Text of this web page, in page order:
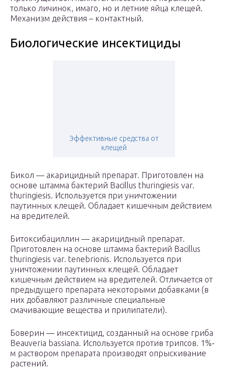
только личинок, имаго, но и летние яйца клещей.
Механизм действия – контактный.
Биологические инсектициды
Эффективные средства от
клещей
Бикол — акарицидный препарат. Приготовлен на
основе штамма бактерий Bacillus thuringiesis var.
thuringiesis. Используется при уничтожении
паутинных клещей. Обладает кишечным действием
на вредителей.
Битоксибациллин — акарицидный препарат.
Приготовлен на основе штамма бактерий Bacillus
thuringiesis var. tenebrionis. Используется при
уничтожении паутинных клещей. Обладает
кишечным действием на вредителей. Отличается от
предыдущего препарата некоторыми добавками (в
них добавляют различные специальные
смачивающие вещества и прилипатели).
Боверин — инсектицид, созданный на основе гриба
Beauveria bassiana. Используется против трипсов. 1%-
м раствором препарата производят опрыскивание
растений.